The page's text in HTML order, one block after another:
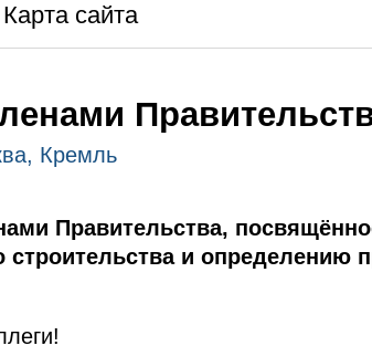
Карта сайта
Кремль
Правительства,
и определению